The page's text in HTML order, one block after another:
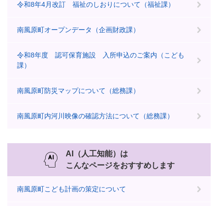
令和8年4月改訂 福祉のしおりについて（福祉課）
南風原町オープンデータ（企画財政課）
令和8年度 認可保育施設 入所申込のご案内（こども
課）
南風原町防災マップについて（総務課）
南風原町内河川映像の確認方法について（総務課）
AI（人工知能）は
こんなページをおすすめします
南風原町こども計画の策定について